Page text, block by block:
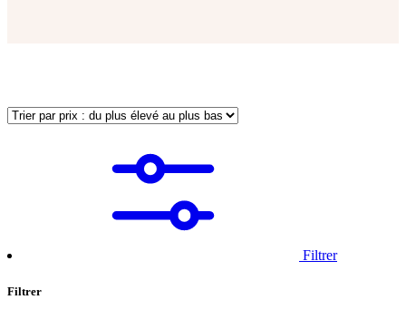
Filtrer
Filtrer